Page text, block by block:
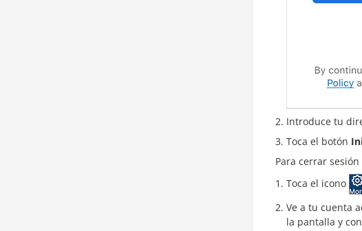
Introduce tu
Toca el botón
Para cerrar
Toca el icono
Ve a tu cuenta
la pantalla y